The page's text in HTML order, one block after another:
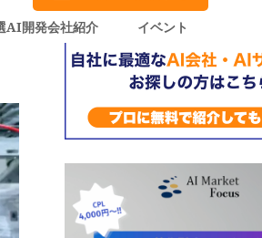
AI開発会社紹介 イベント